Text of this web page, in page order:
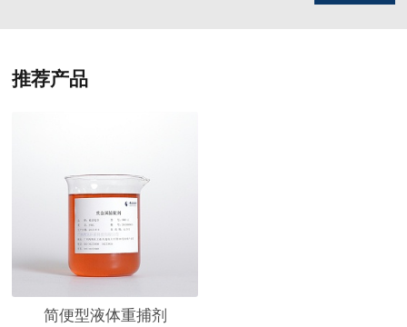
推荐产品
简便型液体重捕剂